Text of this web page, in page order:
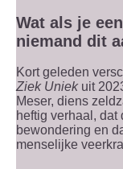
Wat als je
niemand dit
Kort geleden
Ziek Uniekuit
Meser, diens
heftig verhaal, dat
bewondering en
menselijke